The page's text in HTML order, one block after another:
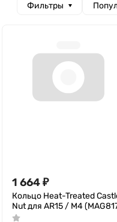
Фильтры
1 664₽
Кольцо Heat-Treated
Nut для AR15 / M4